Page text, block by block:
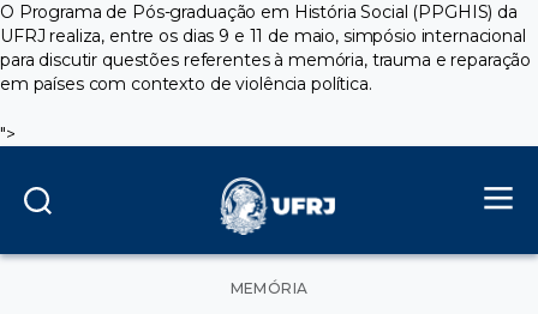
O Programa de Pós-graduação em História Social (PPGHIS) da
UFRJ realiza, entre os dias 9 e 11 de maio, simpósio internacional
para discutir questões referentes à memória, trauma e reparação
em países com contexto de violência política.
">
Categorias
MEMÓRIA